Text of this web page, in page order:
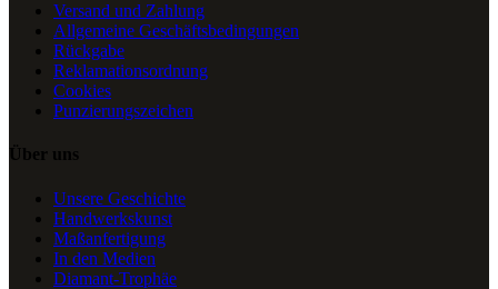
Versand und Zahlung
Allgemeine Geschäftsbedingungen
Rückgabe
Reklamationsordnung
Cookies
Punzierungszeichen
Über uns
Unsere Geschichte
Handwerkskunst
Maßanfertigung
In den Medien
Diamant-Trophäe